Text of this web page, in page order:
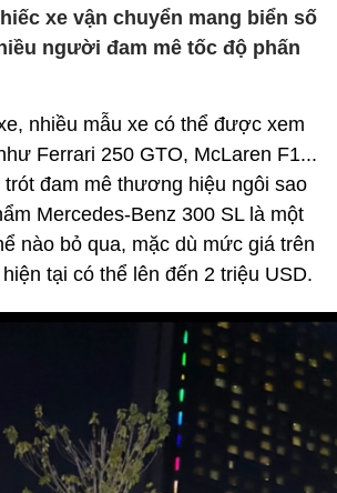
xe vận chuyển mang biển số
người đam mê tốc độ phấn
nhiều mẫu xe có thể được xem
Ferrari 250 GTO, McLaren F1...
đam mê thương hiệu ngôi sao
Mercedes-Benz 300 SL là một
nào bỏ qua, mặc dù mức giá trên
tại có thể lên đến 2 triệu USD.